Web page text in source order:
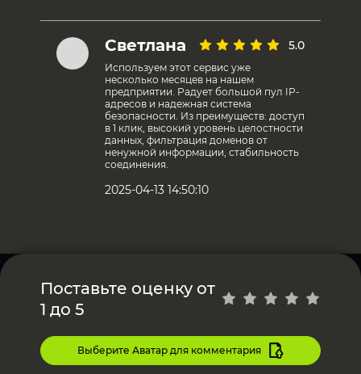
Светлана 5.0
Используем этот сервис уже
несколько месяцев на нашем
предприятии. Радует большой пул IP-
адресов и надежная система
безопасности. Из преимуществ: доступ
в 1 клик, высокий уровень целостности
данных, фильтрация доменов от
ненужной информации, стабильность
соединения.
2025-04-13 14:50:10
Поставьте оценку от
1 до 5
Выберите Аватар для комментария